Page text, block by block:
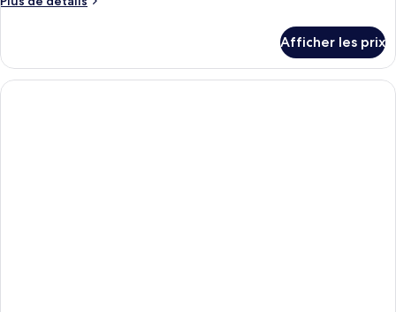
Suite,
lits,
baignoire
Suite,
grands
Afficher les prix